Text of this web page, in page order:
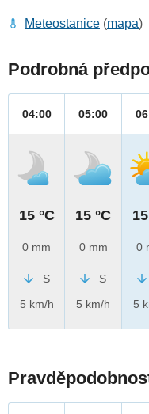
Meteostanice (mapa)
Podrobná
04:00
15 °C
0 mm
S
5 km/h
05:00
15 °C
0 mm
S
5 km/h
0
5